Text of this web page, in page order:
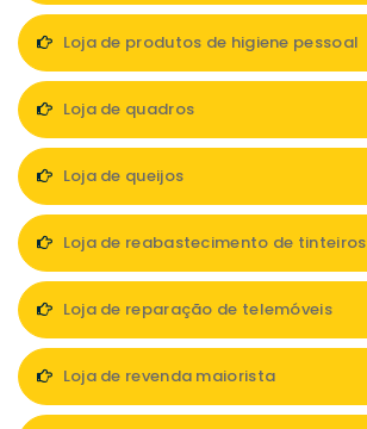
Loja de produtos de higiene pessoal
Loja de quadros
Loja de queijos
Loja de reabastecimento de tinteiros
Loja de reparação de telemóveis
Loja de revenda maiorista